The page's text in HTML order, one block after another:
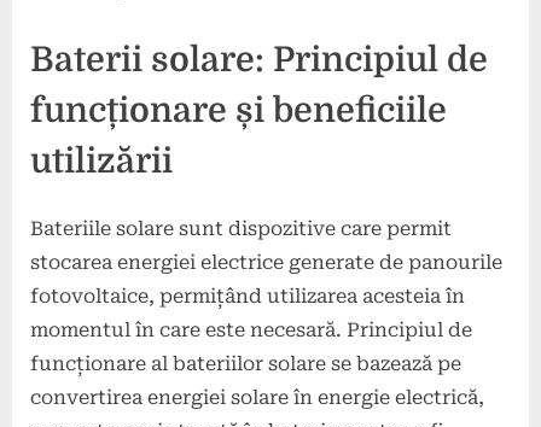
Baterii solare: Principiul de
funcționare și beneficiile
utilizării
Bateriile solare sunt dispozitive care permit
stocarea energiei electrice generate de panourile
fotovoltaice, permițând utilizarea acesteia în
momentul în care este necesară. Principiul de
funcționare al bateriilor solare se bazează pe
convertirea energiei solare în energie electrică,